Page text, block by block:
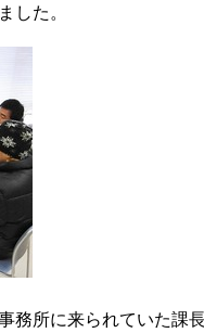
した。
務所に来られていた課